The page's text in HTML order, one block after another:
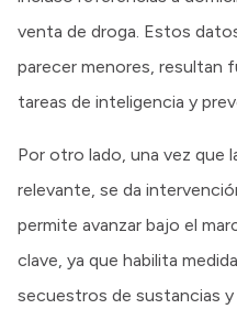
venta de droga. Estos
parecer menores, resultan
tareas de inteligencia y
Por otro lado, una vez que
relevante, se da
permite avanzar bajo el
clave, ya que habilita
secuestros de sustancias